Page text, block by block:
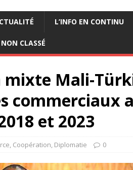
L’INFO EN CONTINU
NON CLASSÉ
mixte Mali-
commerciaux
et 2023
, Coopération, Diplomatie 0